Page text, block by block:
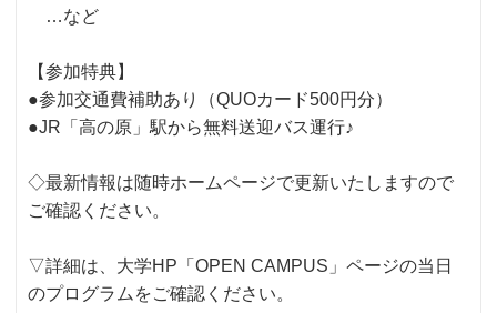
…など
【参加特典】
●参加交通費補助あり（QUOカード500円分）
●JR「高の原」駅から無料送迎バス運行♪
◇最新情報は随時ホームページで更新いたしますので
ご確認ください。
▽詳細は、大学HP「OPEN CAMPUS」ページの当日
のプログラムをご確認ください。